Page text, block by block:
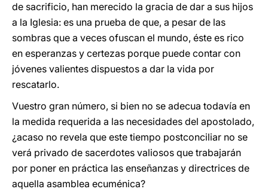
de sacrificio, han merecido la gracia de dar a sus hijos
a la Iglesia: es una prueba de que, a pesar de las
sombras que a veces ofuscan el mundo, éste es rico
en esperanzas y certezas porque puede contar con
jóvenes valientes dispuestos a dar la vida por
rescatarlo.
Vuestro gran número, si bien no se adecua todavía en
la medida requerida a las necesidades del apostolado,
¿acaso no revela que este tiempo postconciliar no se
verá privado de sacerdotes valiosos que trabajarán
por poner en práctica las enseñanzas y directrices de
aquella asamblea ecuménica?